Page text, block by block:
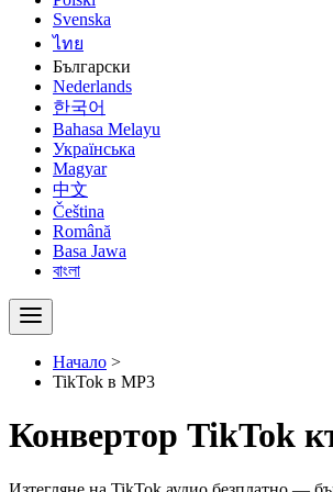
Svenska
ไทย
Български
Nederlands
한국어
Bahasa Melayu
Українська
Magyar
中文
Čeština
Română
Basa Jawa
বাংলা
Начало >
TikTok в MP3
Конвертор TikTok